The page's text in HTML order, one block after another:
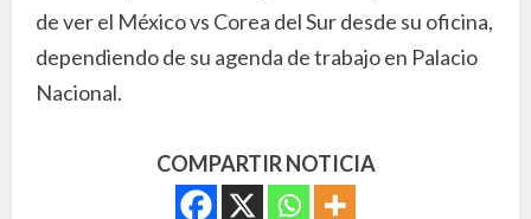
de ver el México vs Corea del Sur desde su oficina,
dependiendo de su agenda de trabajo en Palacio
Nacional.
COMPARTIR NOTICIA